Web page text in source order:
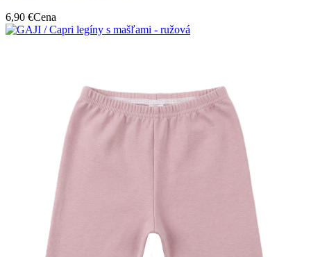
6,90 €Cena